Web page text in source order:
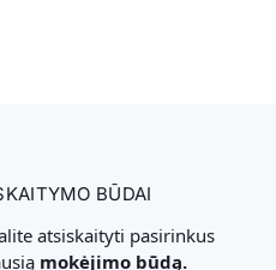
BŪDAI
atsiskaityti pasirinkus
mokėjimo būdą.